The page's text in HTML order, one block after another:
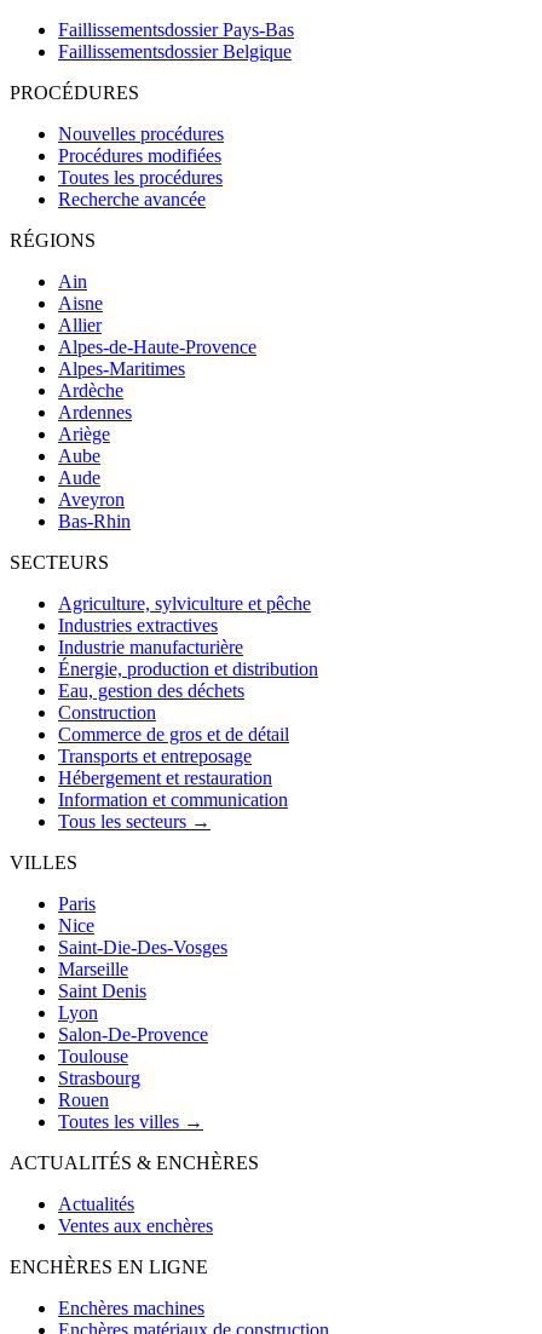
Faillissementsdossier Pays-Bas
Faillissementsdossier Belgique
PROCÉDURES
Nouvelles procédures
Procédures modifiées
Toutes les procédures
Recherche avancée
RÉGIONS
Ain
Aisne
Allier
Alpes-de-Haute-Provence
Alpes-Maritimes
Ardèche
Ardennes
Ariège
Aube
Aude
Aveyron
Bas-Rhin
SECTEURS
Agriculture, sylviculture et pêche
Industries extractives
Industrie manufacturière
Énergie, production et distribution
Eau, gestion des déchets
Construction
Commerce de gros et de détail
Transports et entreposage
Hébergement et restauration
Information et communication
Tous les secteurs →
VILLES
Paris
Nice
Saint-Die-Des-Vosges
Marseille
Saint Denis
Lyon
Salon-De-Provence
Toulouse
Strasbourg
Rouen
Toutes les villes →
ACTUALITÉS & ENCHÈRES
Actualités
Ventes aux enchères
ENCHÈRES EN LIGNE
Enchères machines
Enchères matériaux de construction